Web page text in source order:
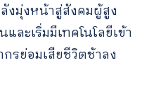
งมุ่งหน้าสู่สังคมผู้สูง
ละเริ่มมีเทคโนโลยีเข้า
ย่อมเสียชีวิตช้าลง